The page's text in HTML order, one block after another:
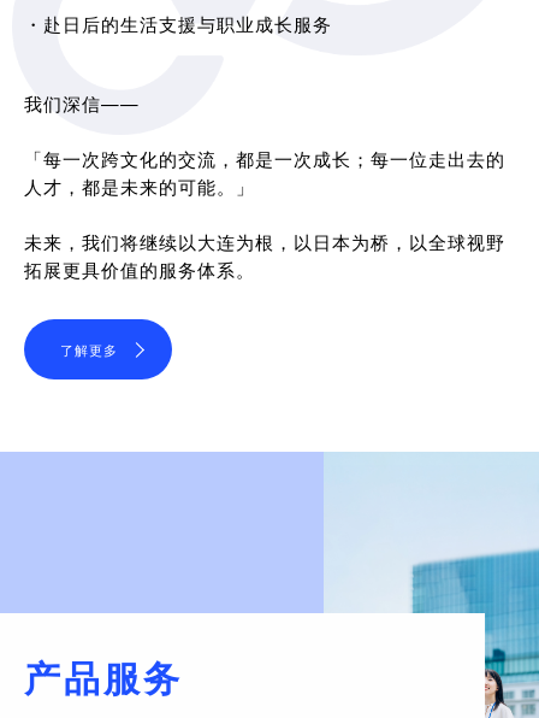
・赴日后的生活支援与职业成长服务
我们深信——
「每一次跨文化的交流，都是一次成长；每一位走出去的
人才，都是未来的可能。」
未来，我们将继续以大连为根，以日本为桥，以全球视野
拓展更具价值的服务体系。
了解更多
产品服务